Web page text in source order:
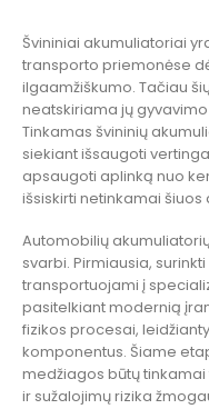
Švininiai akumuliatoriai
transporto priemonėse
ilgaamžiškumo. Tačiau
neatskiriama jų
Tinkamas švininių
siekiant išsaugoti
apsaugoti aplinką nuo
išsiskirti netinkamai
Automobilių
svarbi. Pirmiausia,
transportuojami į
pasitelkiant modernią
fizikos procesai,
komponentus. Šiame
medžiagos būtų
ir sužalojimų rizika